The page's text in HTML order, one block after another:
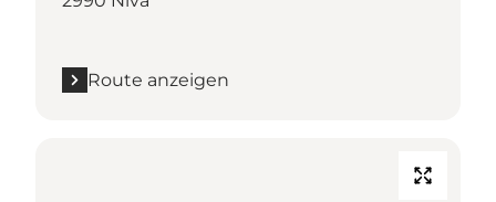
Route anzeigen